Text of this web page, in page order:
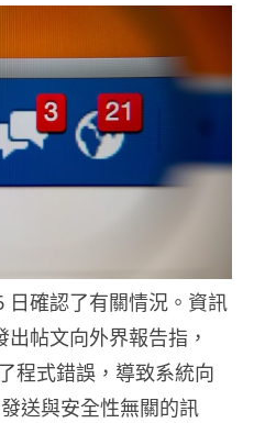
確認了有關情況。資訊
帖文向外界報告指，
程式錯誤，導致系統向
送與安全性無關的訊